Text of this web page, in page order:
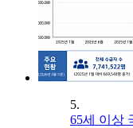
5.
65세 이상